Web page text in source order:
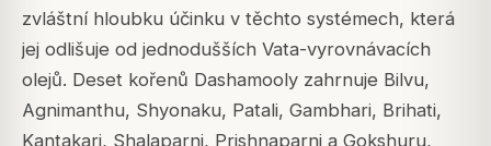
zvláštní hloubku účinku v těchto systémech, která
jej odlišuje od jednodušších Vata-vyrovnávacích
olejů. Deset kořenů Dashamooly zahrnuje Bilvu,
Agnimanthu, Shyonaku, Patali, Gambhari, Brihati,
Kantakari, Shalaparni, Prishnaparni a Gokshuru,